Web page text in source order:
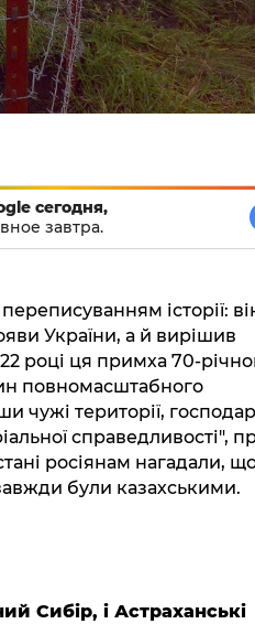
сегодня,
завтра.
історії:
України, а й вирішив
році ця примха 70-
повномасштабного
чужі території, господар
справедливості",
росіянам нагадали,
були казахськими.
Сибір, і Астраханські